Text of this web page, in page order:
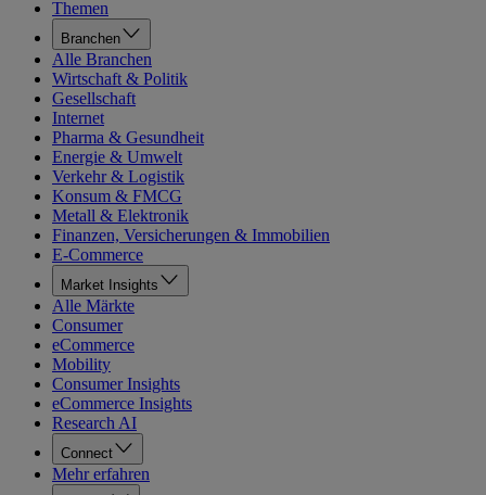
Themen
Branchen
Alle Branchen
Wirtschaft & Politik
Gesellschaft
Internet
Pharma & Gesundheit
Energie & Umwelt
Verkehr & Logistik
Konsum & FMCG
Metall & Elektronik
Finanzen, Versicherungen & Immobilien
E-Commerce
Market Insights
Alle Märkte
Consumer
eCommerce
Mobility
Consumer Insights
eCommerce Insights
Research AI
Connect
Mehr erfahren